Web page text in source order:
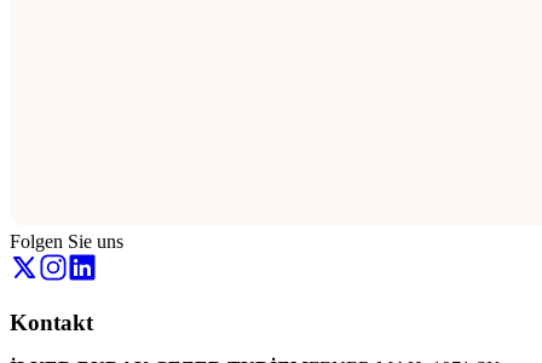
Folgen Sie uns
Kontakt